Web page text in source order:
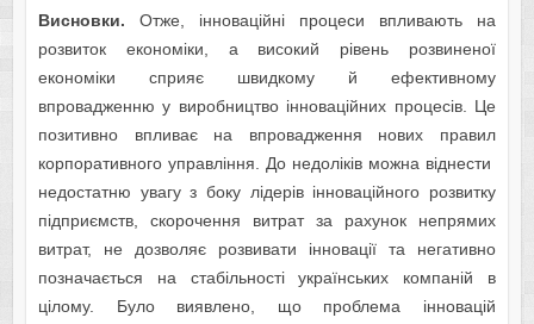
Висновки. Отже, інноваційні процеси впливають на
розвиток економіки, а високий рівень розвиненої
економіки сприяє швидкому й ефективному
впровадженню у виробництво інноваційних процесів. Це
позитивно впливає на впровадження нових правил
корпоративного управління. До недоліків можна віднести
недостатню увагу з боку лідерів інноваційного розвитку
підприємств, скорочення витрат за рахунок непрямих
витрат, не дозволяє розвивати інновації та негативно
позначається на стабільності українських компаній в
цілому. Було виявлено, що проблема інновацій